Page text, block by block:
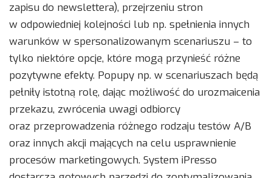
zapisu do newslettera), przejrzeniu stron
w odpowiedniej kolejności lub np. spełnienia innych
warunków w spersonalizowanym scenariuszu – to
tylko niektóre opcje, które mogą przynieść różne
pozytywne efekty. Popupy np. w scenariuszach będą
pełniły istotną rolę, dając możliwość do urozmaicenia
przekazu, zwrócenia uwagi odbiorcy
oraz przeprowadzenia różnego rodzaju testów A/B
oraz innych akcji mających na celu usprawnienie
procesów marketingowych. System iPresso